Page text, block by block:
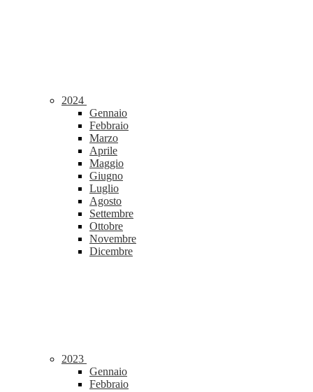
2024
Gennaio
Febbraio
Marzo
Aprile
Maggio
Giugno
Luglio
Agosto
Settembre
Ottobre
Novembre
Dicembre
2023
Gennaio
Febbraio